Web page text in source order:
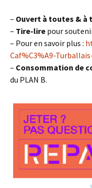
– Ouvert à toutes & à
– Tire-lire pour
– Pour en savoir plus :
Caf%C3%A9-
– Consommation de
du PLAN B.